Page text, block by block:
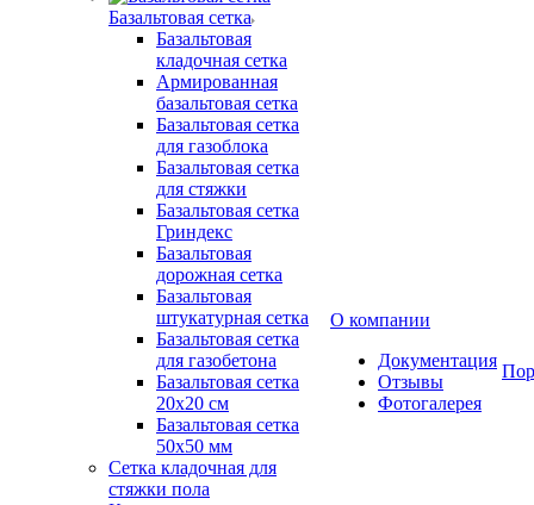
Базальтовая сетка
Базальтовая
кладочная сетка
Армированная
базальтовая сетка
Базальтовая сетка
для газоблока
Базальтовая сетка
для стяжки
Базальтовая сетка
Гриндекс
Базальтовая
дорожная сетка
Базальтовая
штукатурная сетка
Базальтовая сетка
для газобетона
Базальтовая сетка
20x20 см
Базальтовая сетка
50x50 мм
Сетка кладочная для
стяжки пола
О компании
Документация
Отзывы
Фотогалерея